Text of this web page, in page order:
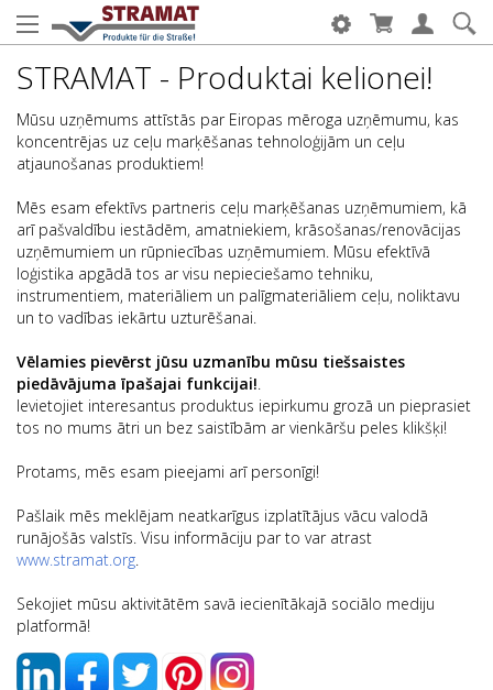
STRAMAT - Produktai kelionei!
Mūsu uzņēmums attīstās par Eiropas mēroga uzņēmumu, kas
koncentrējas uz ceļu marķēšanas tehnoloģijām un ceļu
atjaunošanas produktiem!
Mēs esam efektīvs partneris ceļu marķēšanas uzņēmumiem, kā
arī pašvaldību iestādēm, amatniekiem, krāsošanas/renovācijas
uzņēmumiem un rūpniecības uzņēmumiem. Mūsu efektīvā
loģistika apgādā tos ar visu nepieciešamo tehniku,
instrumentiem, materiāliem un palīgmateriāliem ceļu, noliktavu
un to vadības iekārtu uzturēšanai.
Vēlamies pievērst jūsu uzmanību mūsu tiešsaistes
piedāvājuma īpašajai funkcijai!.
Ievietojiet interesantus produktus iepirkumu grozā un pieprasiet
tos no mums ātri un bez saistībām ar vienkāršu peles klikšķi!
Protams, mēs esam pieejami arī personīgi!
Pašlaik mēs meklējam neatkarīgus izplatītājus vācu valodā
runājošās valstīs. Visu informāciju par to var atrast
www.stramat.org.
Sekojiet mūsu aktivitātēm savā iecienītākajā sociālo mediju
platformā!